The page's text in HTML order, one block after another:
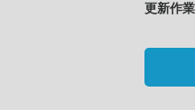
更新作